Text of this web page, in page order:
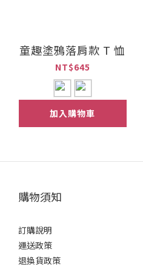
童趣塗鴉落肩款 T 恤
NT$645
加入購物車
購物須知
訂購說明
運送政策
退換貨政策